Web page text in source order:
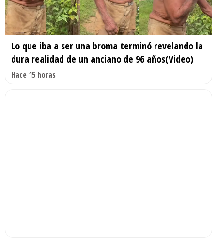
Lo que iba a ser una broma terminó revelando la
dura realidad de un anciano de 96 años(Video)
Hace 15 horas